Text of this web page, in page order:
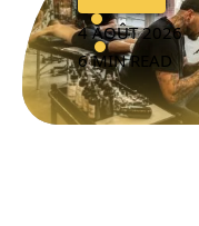
4 AOÛT 2026
6 MIN READ